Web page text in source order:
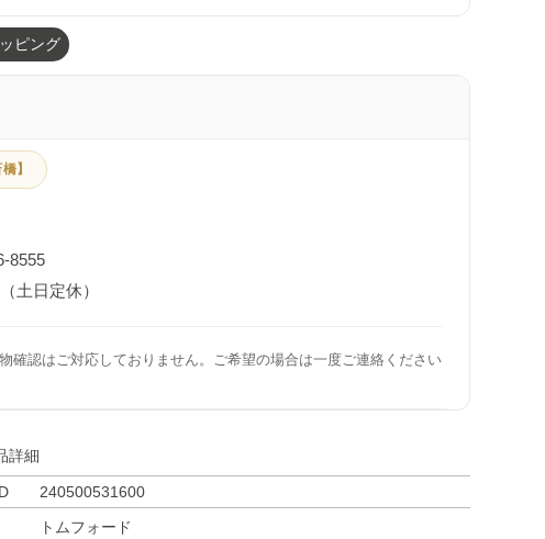
ピング
】
8555
土日定休）
確認はご対応しておりません。ご希望の場合は一度ご連絡ください
詳細
240500531600
トムフォード